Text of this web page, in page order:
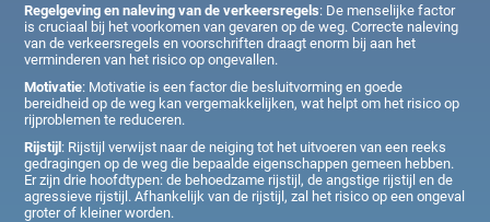
Regelgeving en naleving van de verkeersregels: De menselijke factor
is cruciaal bij het voorkomen van gevaren op de weg. Correcte naleving
van de verkeersregels en voorschriften draagt enorm bij aan het
verminderen van het risico op ongevallen.
Motivatie: Motivatie is een factor die besluitvorming en goede
bereidheid op de weg kan vergemakkelijken, wat helpt om het risico op
rijproblemen te reduceren.
Rijstijl : Rijstijl verwijst naar de neiging tot het uitvoeren van een reeks
gedragingen op de weg die bepaalde eigenschappen gemeen hebben.
Er zijn drie hoofdtypen: de behoedzame rijstijl, de angstige rijstijl en de
agressieve rijstijl. Afhankelijk van de rijstijl, zal het risico op een ongeval
groter of kleiner worden.